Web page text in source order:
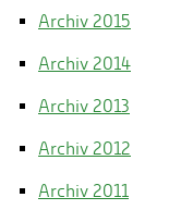
Archiv 2015
Archiv 2014
Archiv 2013
Archiv 2012
Archiv 2011